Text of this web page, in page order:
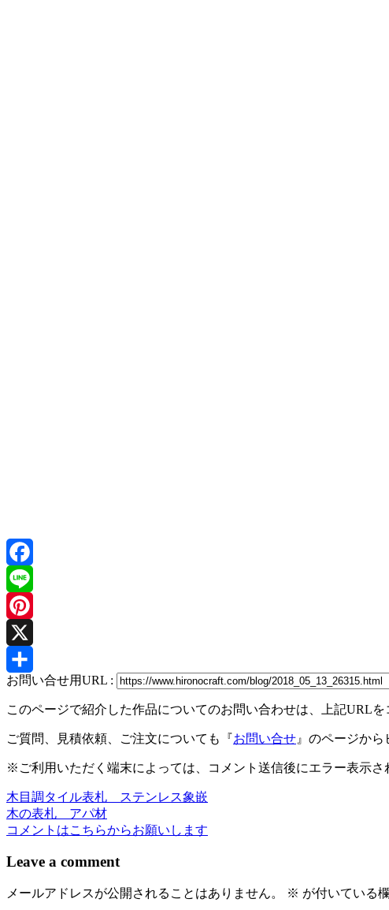
Facebook
Line
Pinterest
X
共
有
お問い合せ用URL :
このページで紹介した作品についてのお問い合わせは、上記
ご質問、見積依頼、ご注文についても『お問い合せ 』のページか
※ご利用いただく端末によっては、コメント送信後にエラー表示
投
稿
ナ
ゲ
木目調タイル表札 ステンレス象嵌
木の表札 アパ材
コメントはこちらからお願いします
Leave a comment
メールアドレスが公開されることはありません。 ※ が付いている